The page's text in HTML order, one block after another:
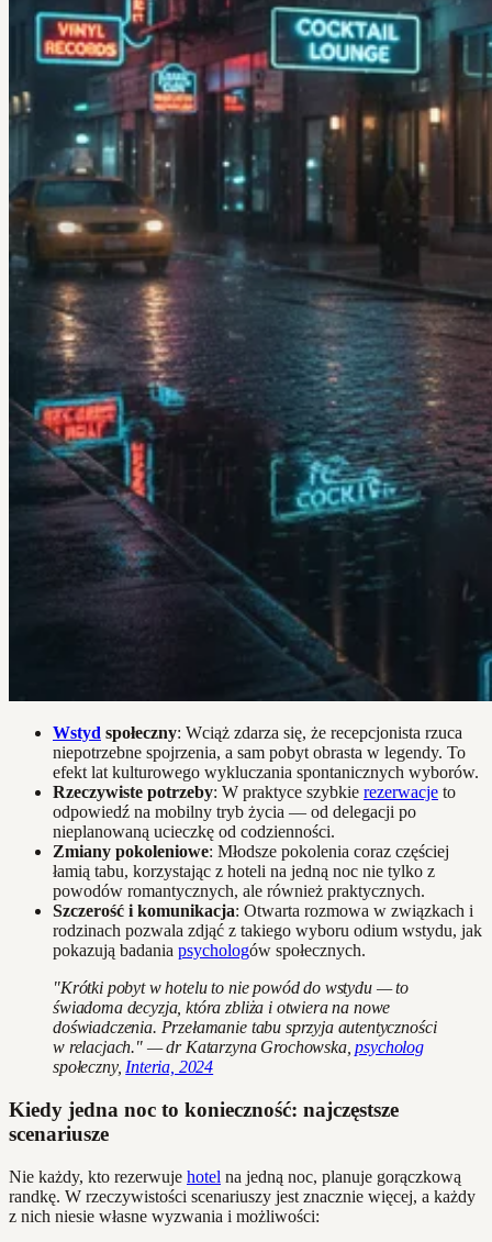
Wstyd społeczny: Wciąż zdarza się, że recepcjonista rzuca
niepotrzebne spojrzenia, a sam pobyt obrasta w legendy. To
efekt lat kulturowego wykluczania spontanicznych wyborów.
Rzeczywiste potrzeby: W praktyce szybkie rezerwacje to
odpowiedź na mobilny tryb życia — od delegacji po
nieplanowaną ucieczkę od codzienności.
Zmiany pokoleniowe: Młodsze pokolenia coraz częściej
łamią tabu, korzystając z hoteli na jedną noc nie tylko z
powodów romantycznych, ale również praktycznych.
Szczerość i komunikacja: Otwarta rozmowa w związkach i
rodzinach pozwala zdjąć z takiego wyboru odium wstydu, jak
pokazują badania psychologów społecznych.
"Krótki pobyt w hotelu to nie powód do wstydu — to
świadoma decyzja, która zbliża i otwiera na nowe
doświadczenia. Przełamanie tabu sprzyja autentyczności
w relacjach." — dr Katarzyna Grochowska,psycholog
społeczny, Interia, 2024
Kiedy jedna noc to konieczność: najczęstsze
scenariusze
Nie każdy, kto rezerwuje hotel na jedną noc, planuje gorączkową
randkę. W rzeczywistości scenariuszy jest znacznie więcej, a każdy
z nich niesie własne wyzwania i możliwości: